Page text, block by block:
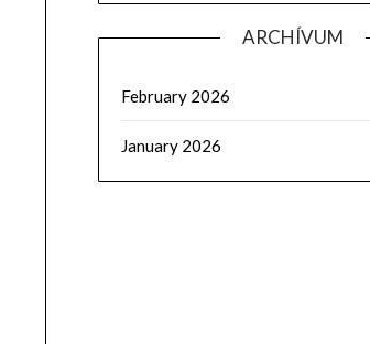
ARCHÍVUM
February 2026
January 2026